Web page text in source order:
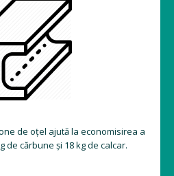
de oțel ajută la economisirea a
de cărbune și 18 kg de calcar.